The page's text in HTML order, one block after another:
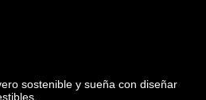
sostenible y sueña con diseñar